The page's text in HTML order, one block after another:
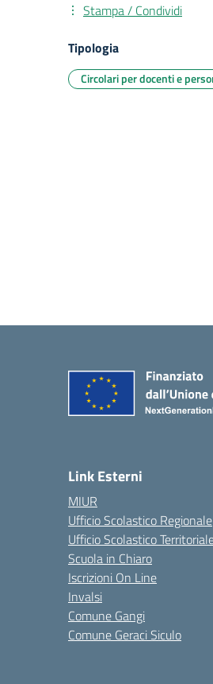
Stampa / Condividi
Tipologia
Circolari per docenti e
Link Esterni
MIUR
Ufficio Scolastico Regionale
Ufficio Scolastico
Scuola in Chiaro
Iscrizioni On Line
Invalsi
Comune Gangi
Comune Geraci Siculo